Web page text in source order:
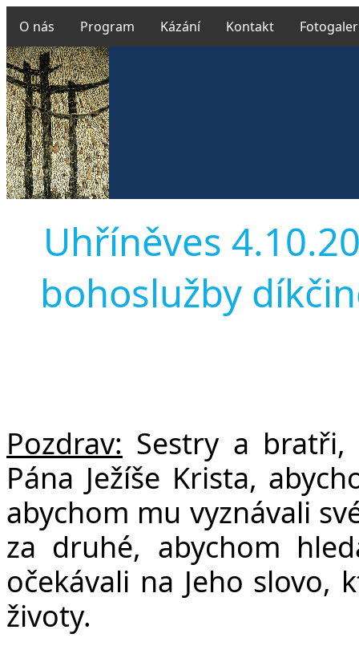
O nás Program Kázání Kontakt
Uhříněves
bohoslužby
Pozdrav: Sestry a bratři,
Pána Ježíše Krista,
abychom mu vyznávali
za druhé, abychom
očekávali na Jeho slovo,
životy.